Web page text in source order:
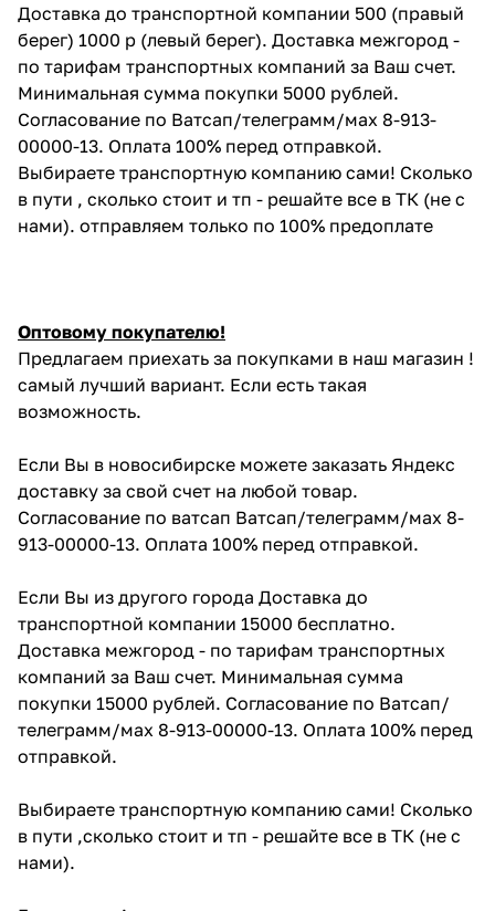
Доставка до транспортной компании 500 (правый
берег) 1000 р (левый берег). Доставка межгород -
по тарифам транспортных компаний за Ваш счет.
Минимальная сумма покупки 5000 рублей.
Согласование по Ватсап/телеграмм/мах 8-913-
00000-13. Оплата 100% перед отправкой.
Выбираете транспортную компанию сами! Сколько
в пути , сколько стоит и тп - решайте все в ТК (не с
нами). отправляем только по 100% предоплате
Оптовому покупателю!
Предлагаем приехать за покупками в наш магазин !
самый лучший вариант. Если есть такая
возможность.
Если Вы в новосибирске можете заказать Яндекс
доставку за свой счет на любой товар.
Согласование по ватсап Ватсап/телеграмм/мах 8-
913-00000-13. Оплата 100% перед отправкой.
Если Вы из другого города Доставка до
транспортной компании 15000 бесплатно.
Доставка межгород - по тарифам транспортных
компаний за Ваш счет. Минимальная сумма
покупки 15000 рублей. Согласование по Ватсап/
телеграмм/мах 8-913-00000-13. Оплата 100% перед
отправкой.
Выбираете транспортную компанию сами! Сколько
в пути ,сколько стоит и тп - решайте все в ТК (не с
нами).